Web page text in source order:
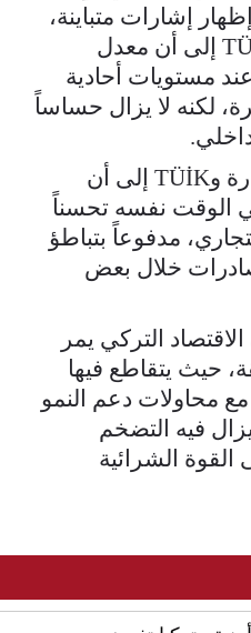
إشارات متباينة،
إذ تشير أحدث بيانات TÜİK إلى أن معدل
مستويات أحادية
لكنه لا يزال حساساً
وتشير بيانات وزارة التجارة وTÜİK إلى أن
الوقت نفسه تحسناً
مدفوعاً بتباطؤ
خلال بعض
التركي يمر
حيث يتقاطع فيها
محاولات دعم النمو
فيه التضخم
القوة الشرائية